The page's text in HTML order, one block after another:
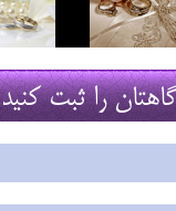
را ثبت کنید